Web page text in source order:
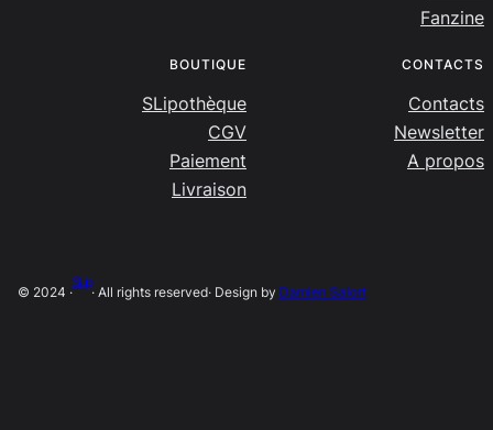
Fanzine
BOUTIQUE
SLipothèque
CGV
Paiement
Livraison
CONTACTS
Contacts
Newsletter
A propos
© 2024 ·
SLip
· All rights reserved· Design by Damien Salort